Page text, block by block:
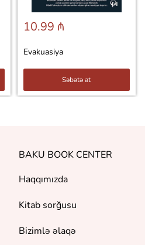
10.99 ₼
Evakuasiya
Səbətə at
BAKU BOOK CENTER
Haqqımızda
Kitab sorğusu
Bizimlə əlaqə